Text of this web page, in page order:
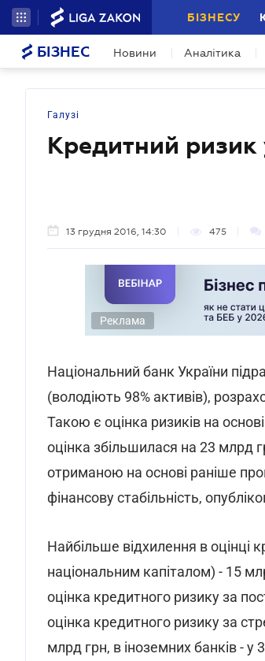
БІЗНЕСУ
БІЗНЕС Новини Аналітика
Галузі
Кредитний ризик
13 грудня 2016, 14:30 475
Реклама
Національний банк України
(володіють 98% активів),
Такою є оцінка ризиків на
оцінка збільшилася на 23 млрд
отриманою на основі раніше
фінансову стабільність,
Найбільше відхилення в оцінці
національним капіталом) - 15
оцінка кредитного ризику за
оцінка кредитного ризику за
млрд грн, в іноземних банків - у